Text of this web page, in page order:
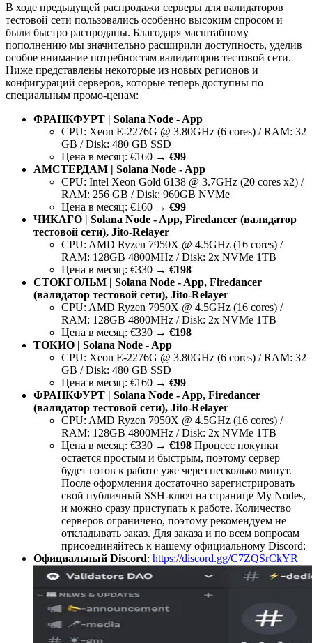
В ходе предыдущей распродажи серверы для валидаторов
тестовой сети пользовались особенно высоким спросом и
были быстро распроданы. Благодаря масштабному
пополнению мы значительно расширили доступность, уделив
особое внимание потребностям валидаторов тестовой сети.
Ниже представлены некоторые из новых регионов и
конфигураций серверов, которые теперь доступны по
специальным промо-ценам:
ФРАНКФУРТ | Solana Node - App
CPU: Xeon E-2276G @ 3.80GHz (6 cores) / RAM: 32
GB / Disk: 480 GB SSD
Цена в месяц: €160 → €99
АМСТЕРДАМ | Solana Node - App
CPU: Intel Xeon Gold 6138 @ 3.7GHz (20 cores x2) /
RAM: 256 GB / Disk: 960GB NVMe
Цена в месяц: €160 → €99
ЧИКАГО | Solana Node - App, Firedancer (валидатор
тестовой сети), Jito-Relayer
CPU: AMD Ryzen 7950X @ 4.5GHz (16 cores) /
RAM: 128GB 4800MHz / Disk: 2x NVMe 1TB
Цена в месяц: €330 → €198
СТОКГОЛЬМ | Solana Node - App, Firedancer
(валидатор тестовой сети), Jito-Relayer
CPU: AMD Ryzen 7950X @ 4.5GHz (16 cores) /
RAM: 128GB 4800MHz / Disk: 2x NVMe 1TB
Цена в месяц: €330 → €198
ТОКИО | Solana Node - App
CPU: Xeon E-2276G @ 3.80GHz (6 cores) / RAM: 32
GB / Disk: 480 GB SSD
Цена в месяц: €160 → €99
ФРАНКФУРТ | Solana Node - App, Firedancer
(валидатор тестовой сети), Jito-Relayer
CPU: AMD Ryzen 7950X @ 4.5GHz (16 cores) /
RAM: 128GB 4800MHz / Disk: 2x NVMe 1TB
Цена в месяц: €330 → €198 Процесс покупки
остается простым и быстрым, поэтому сервер
будет готов к работе уже через несколько минут.
После оформления достаточно зарегистрировать
свой публичный SSH-ключ на странице My Nodes,
и можно сразу приступать к работе. Количество
серверов ограничено, поэтому рекомендуем не
откладывать заказ. Для заказа и по всем вопросам
присоединяйтесь к нашему официальному Discord:
Официальный Discord: https://discord.gg/C7ZQSrCkYR